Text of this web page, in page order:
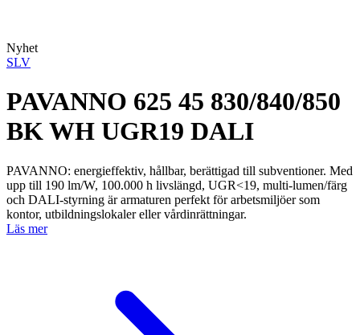
Nyhet
SLV
PAVANNO 625 45 830/840/850
BK WH UGR19 DALI
PAVANNO: energieffektiv, hållbar, berättigad till subventioner. Med
upp till 190 lm/W, 100.000 h livslängd, UGR<19, multi-lumen/färg
och DALI-styrning är armaturen perfekt för arbetsmiljöer som
kontor, utbildningslokaler eller vårdinrättningar.
Läs mer